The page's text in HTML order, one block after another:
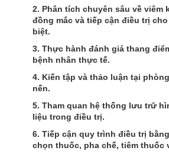
2. Phân tích chuyên sâu về viêm
đồng mắc và tiếp cận điều trị
biệt.
3. Thực hành đánh giá thang
bệnh nhân thực tế.
4. Kiến tập và thảo luận tại
nến.
5. Tham quan hệ thống lưu trữ
liệu trong điều trị.
6. Tiếp cận quy trình điều trị
chọn thuốc, pha chế, tiêm thuốc